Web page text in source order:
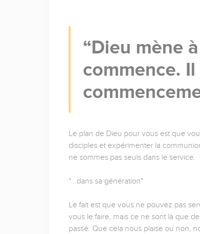
Dieu mène
commence. Il
Le plan de Dieu pour vous est que
disciples et expérimenter la
ne sommes pas seuls dans le service.
"…dans sa génération"
Le fait est que vous ne pouvez pas
vous le faire, mais ce ne sont là que
passé. Que cela nous plaise ou non,